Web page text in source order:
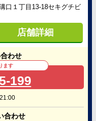
口１丁目13-18セキグチビ
店舗詳細
わせ
ます
199
合わせ